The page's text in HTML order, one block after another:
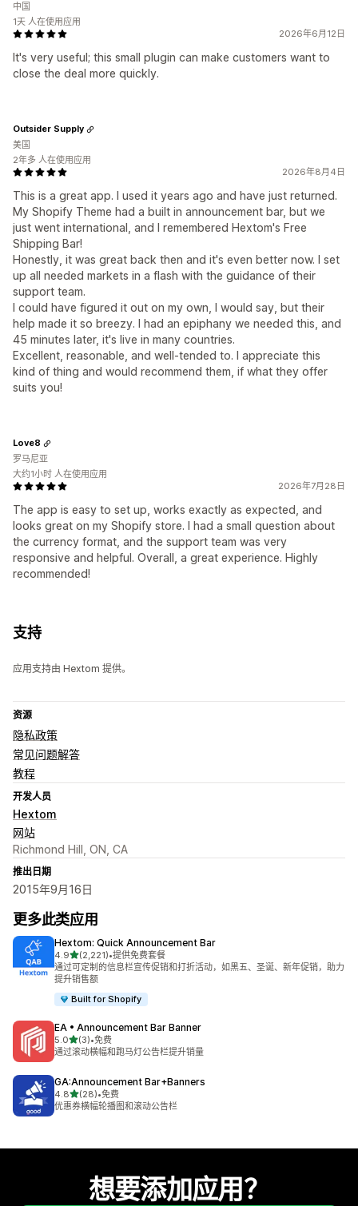
2026年6月12日
It's very useful; this small plugin can make customers want to
close the deal more quickly.
中国
1天 人在使用应用
2026年8月4日
This is a great app. I used it years ago and have just returned.
My Shopify Theme had a built in announcement bar, but we
just went international, and I remembered Hextom's Free
Shipping Bar!
Honestly, it was great back then and it's even better now. I set
up all needed markets in a flash with the guidance of their
support team.
I could have figured it out on my own, I would say, but their
help made it so breezy. I had an epiphany we needed this, and
45 minutes later, it's live in many countries.
Excellent, reasonable, and well-tended to. I appreciate this
kind of thing and would recommend them, if what they offer
suits you!
Outsider Supply
美国
2年多 人在使用应用
2026年7月28日
The app is easy to set up, works exactly as expected, and
looks great on my Shopify store. I had a small question about
the currency format, and the support team was very
responsive and helpful. Overall, a great experience. Highly
recommended!
Love8
罗马尼亚
大约1小时 人在使用应用
支持
应用支持由 Hextom 提供。
资源
隐私政策
常见问题解答
教程
开发人员
Hextom
网站
Richmond Hill, ON, CA
推出日期
2015年9月16日
更多此类应用
Hextom: Quick Announcement Bar
4.9星（满分 5 星）
(2,221)
总共 2221 条评论
•提供免费套餐
通过可定制的信息栏宣传促销和打折活动，如黑五、圣诞、新年促销，助力
提升销售额
Built for Shopify
EA • Announcement Bar Banner
5.0星（满分 5 星）
(3)
总共 3 条评论
•免费
通过滚动横幅和跑马灯公告栏提升销量
GA:Announcement Bar+Banners
4.8星（满分 5 星）
(28)
总共 28 条评论
•免费
优惠券横幅轮播图和滚动公告栏
想要添加应用？